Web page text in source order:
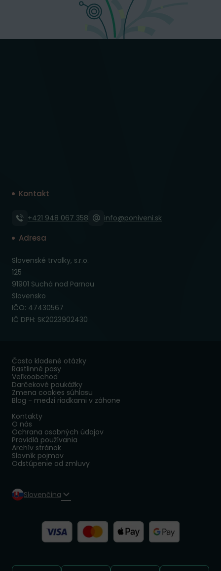
Kontakt
+421 948 067 358 info@poniveni.sk
Adresa
Slovenské trvalky, s.r.o.
125
91901 Suchá nad Parnou
Slovensko
IČO: 47430567
IČ DPH: SK2023902430
Často kladené otázky
Rastlinné pasy
Veľkoobchod
Darčekové poukážky
Zmena cookies súhlasu
Blog - medzi riadkami v záhone
Kontakty
O nás
Ochrana osobných údajov
Pravidlá používania
Archív stránok
Slovník pojmov
Odstúpenie od zmluvy
Slovenčina